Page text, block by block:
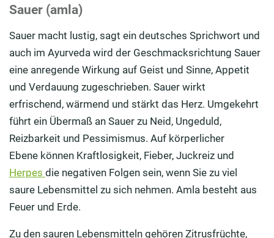
Sauer (amla)
Sauer macht lustig, sagt ein deutsches Sprichwort und
auch im Ayurveda wird der Geschmacksrichtung Sauer
eine anregende Wirkung auf Geist und Sinne, Appetit
und Verdauung zugeschrieben. Sauer wirkt
erfrischend, wärmend und stärkt das Herz. Umgekehrt
führt ein Übermaß an Sauer zu Neid, Ungeduld,
Reizbarkeit und Pessimismus. Auf körperlicher
Ebene können Kraftlosigkeit, Fieber, Juckreiz und
Herpes die negativen Folgen sein, wenn Sie zu viel
saure Lebensmittel zu sich nehmen. Amla besteht aus
Feuer und Erde.
Zu den sauren Lebensmitteln gehören Zitrusfrüchte,